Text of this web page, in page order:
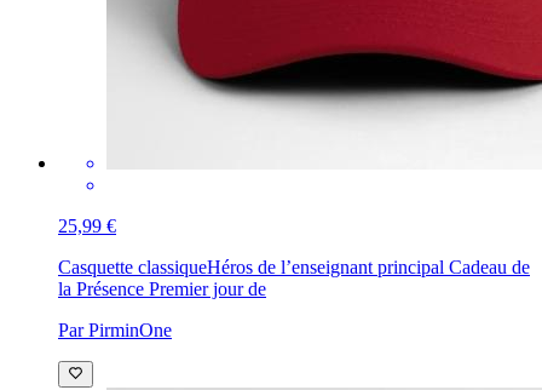
25,99 €
Casquette classiqueHéros de l’enseignant principal Cadeau de
la Présence Premier jour de
Par PirminOne